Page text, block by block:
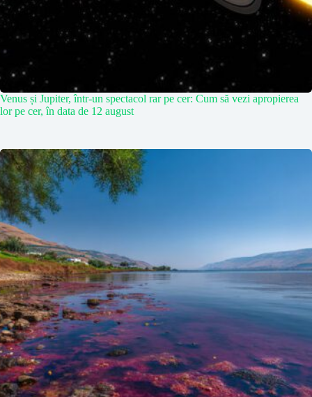
Venus și Jupiter, într-un spectacol rar pe cer: Cum să vezi apropierea
lor pe cer, în data de 12 august